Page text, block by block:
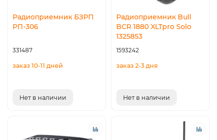
Радиоприемник БЗРП
РП-306
331487
заказ 10-11 дней
Нет в наличии
Радиоприемник Bull
BCR 1880 XLTpro Solo
1325853
1593242
заказ 2-3 дня
Нет в наличии